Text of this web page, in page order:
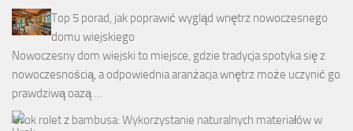
Top 5 porad, jak poprawić wygląd wnętrz nowoczesnego
domu wiejskiego
Nowoczesny dom wiejski to miejsce, gdzie tradycja spotyka się z
nowoczesnością, a odpowiednia aranżacja wnętrz może uczynić go
prawdziwą oazą …
Urok rolet z bambusa: Wykorzystanie naturalnych materiałów w